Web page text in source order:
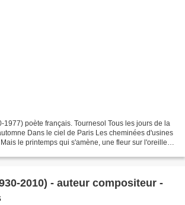
1977) poète français. Tournesol Tous les jours de la
Dans le ciel de Paris Les cheminées d'usines
le printemps qui s'amène, une fleur sur l'oreille
2010) - auteur compositeur -